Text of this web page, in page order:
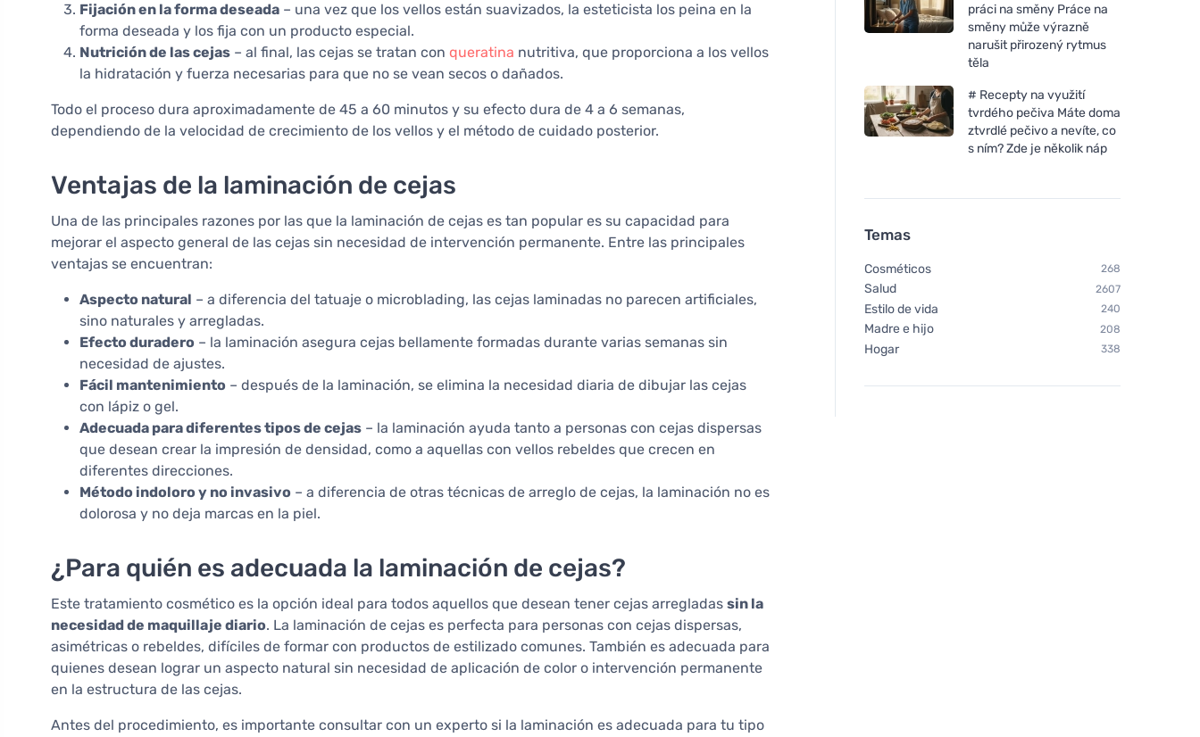
Fijación en la forma deseada – una vez que los vellos están suavizados, la esteticista los peina en la
forma deseada y los fija con un producto especial.
Nutrición de las cejas – al final, las cejas se tratan con queratina nutritiva, que proporciona a los vellos
la hidratación y fuerza necesarias para que no se vean secos o dañados.
Todo el proceso dura aproximadamente de 45 a 60 minutos y su efecto dura de 4 a 6 semanas,
dependiendo de la velocidad de crecimiento de los vellos y el método de cuidado posterior.
Ventajas de la laminación de cejas
Una de las principales razones por las que la laminación de cejas es tan popular es su capacidad para
mejorar el aspecto general de las cejas sin necesidad de intervención permanente. Entre las principales
ventajas se encuentran:
Aspecto natural – a diferencia del tatuaje o microblading, las cejas laminadas no parecen artificiales,
sino naturales y arregladas.
Efecto duradero – la laminación asegura cejas bellamente formadas durante varias semanas sin
necesidad de ajustes.
Fácil mantenimiento – después de la laminación, se elimina la necesidad diaria de dibujar las cejas
con lápiz o gel.
Adecuada para diferentes tipos de cejas – la laminación ayuda tanto a personas con cejas dispersas
que desean crear la impresión de densidad, como a aquellas con vellos rebeldes que crecen en
diferentes direcciones.
Método indoloro y no invasivo – a diferencia de otras técnicas de arreglo de cejas, la laminación no es
dolorosa y no deja marcas en la piel.
¿Para quién es adecuada la laminación de cejas?
Este tratamiento cosmético es la opción ideal para todos aquellos que desean tener cejas arregladas sin la
necesidad de maquillaje diario. La laminación de cejas es perfecta para personas con cejas dispersas,
asimétricas o rebeldes, difíciles de formar con productos de estilizado comunes. También es adecuada para
quienes desean lograr un aspecto natural sin necesidad de aplicación de color o intervención permanente
en la estructura de las cejas.
Antes del procedimiento, es importante consultar con un experto si la laminación es adecuada para tu tipo
práci na směny Práce na
směny může výrazně
narušit přirozený rytmus
těla
# Recepty na využití
tvrdého pečiva Máte doma
ztvrdlé pečivo a nevíte, co
s ním? Zde je několik náp
Temas
Cosméticos 268
Salud 2607
Estilo de vida 240
Madre e hijo 208
Hogar 338